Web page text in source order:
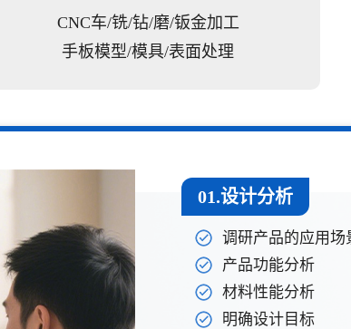
CNC车/铣/钻/磨/钣金加工
手板模型/模具/表面处理
01.设计分析
调研产品的应用场
产品功能分析
材料性能分析
明确设计目标